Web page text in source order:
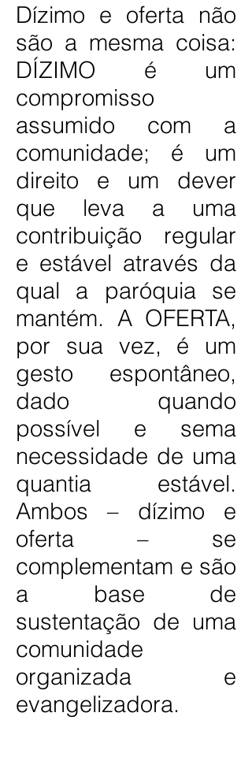
Dízimo e oferta não
são a mesma coisa:
DÍZIMO é um
compromisso
assumido com a
comunidade; é um
direito e um dever
que leva a uma
contribuição regular
e estável através da
qual a paróquia se
mantém. A OFERTA,
por sua vez, é um
gesto espontâneo,
dado quando
possível e sema
necessidade de uma
quantia estável.
Ambos – dízimo e
oferta – se
complementam e são
a base de
sustentação de uma
comunidade
organizada e
evangelizadora.